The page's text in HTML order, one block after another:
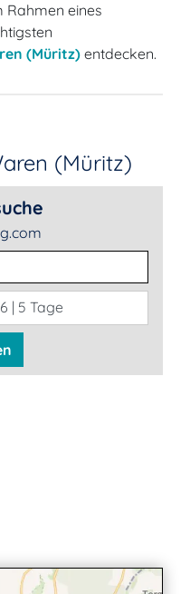
Rahmen eines
(Müritz) entdecken.
(Müritz)
| 5 Tage